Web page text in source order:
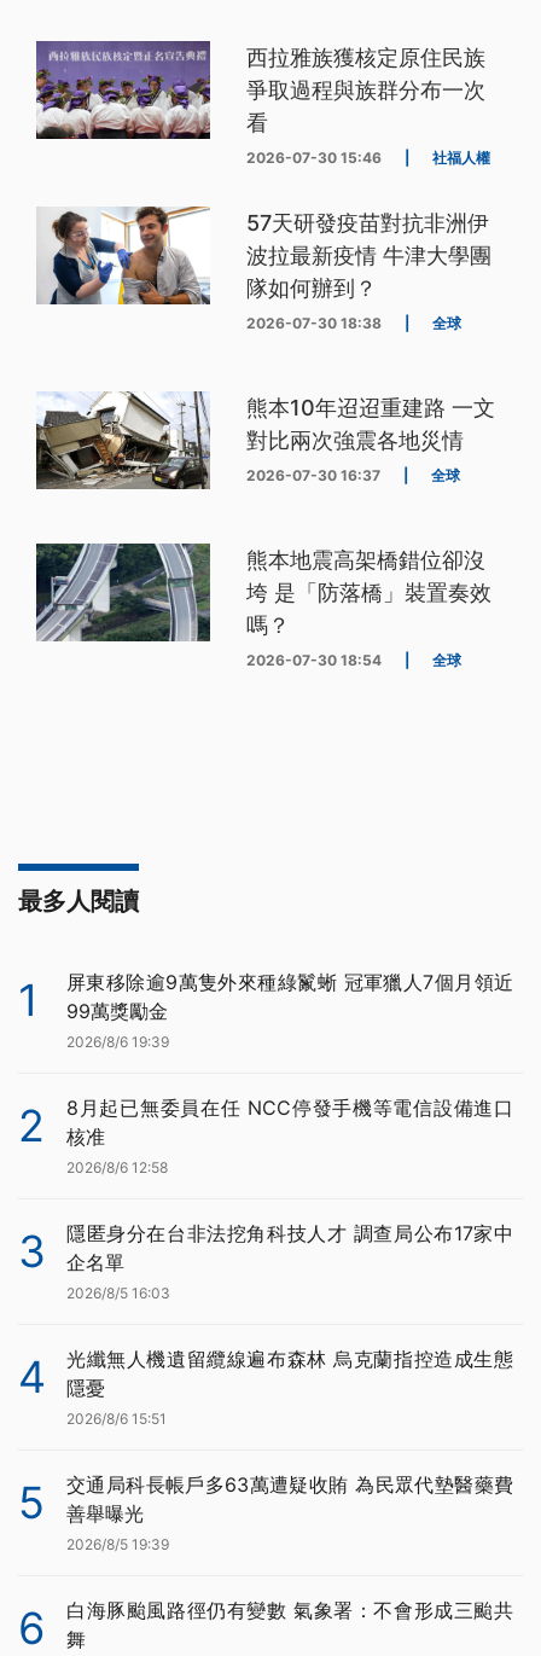
西拉雅族獲核定原住民族
爭取過程與族群分布一次
看
2026-07-30 15:46 社福人權
57天研發疫苗對抗非洲伊
波拉最新疫情 牛津大學團
隊如何辦到？
2026-07-30 18:38 全球
熊本10年迢迢重建路 一文
對比兩次強震各地災情
2026-07-30 16:37 全球
熊本地震高架橋錯位卻沒
垮 是「防落橋」裝置奏效
嗎？
2026-07-30 18:54 全球
最多人閱讀
1
屏東移除逾9萬隻外來種綠鬣蜥 冠軍獵人7個月領近
99萬獎勵金
2026/8/6 19:39
2
8月起已無委員在任 NCC停發手機等電信設備進口
核准
2026/8/6 12:58
3
隱匿身分在台非法挖角科技人才 調查局公布17家中
企名單
2026/8/5 16:03
4
光纖無人機遺留纜線遍布森林 烏克蘭指控造成生態
隱憂
2026/8/6 15:51
5
交通局科長帳戶多63萬遭疑收賄 為民眾代墊醫藥費
善舉曝光
2026/8/5 19:39
6
白海豚颱風路徑仍有變數 氣象署：不會形成三颱共
舞